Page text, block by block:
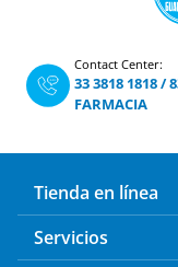
Contact Center:
33 3818 1818/
FARMACIA
Tienda en línea
Servicios